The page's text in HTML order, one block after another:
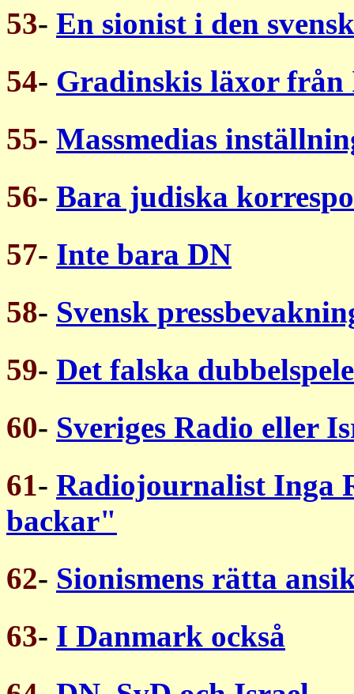
53- En sionist i den
54- Gradinskis läxor från
55- Massmedias
56- Bara judiska
57- Inte bara DN
58- Svensk
59- Det falska
60- Sveriges Radio eller
61- Radiojournalist Inga
backar"
62- Sionismens rätta
63- I Danmark också